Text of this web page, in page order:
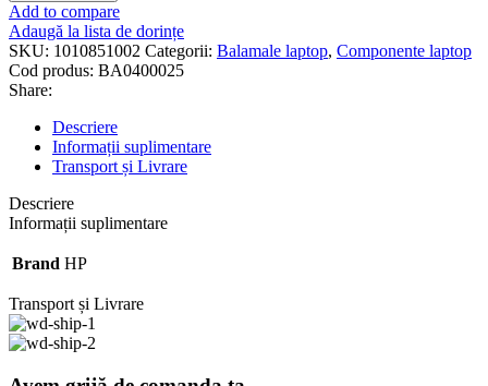
Add to compare
Adaugă la lista de dorințe
SKU: 1010851002 Categorii: Balamale laptop, Componente laptop
Cod produs: BA0400025
Share:
Descriere
Informații suplimentare
Transport și Livrare
Descriere
Informații suplimentare
Brand HP
Transport și Livrare